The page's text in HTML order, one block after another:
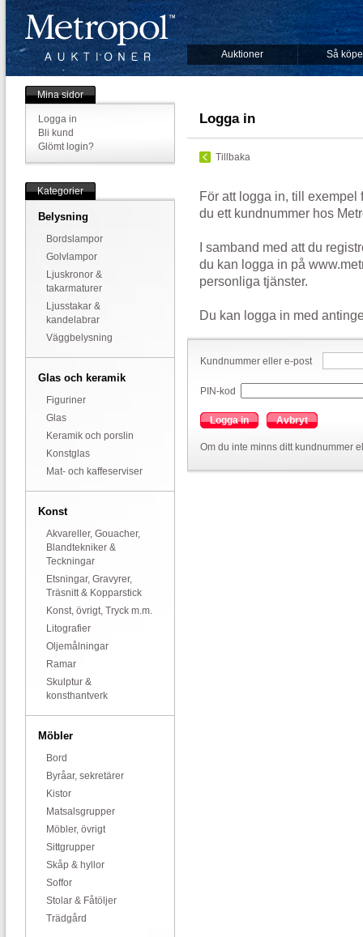
Auktioner Så
Mina sidor
Logga in
Bli kund
Glömt login?
Kategorier
Belysning
Bordslampor
Golvlampor
Ljuskronor &
takarmaturer
Ljusstakar &
kandelabrar
Väggbelysning
Glas och keramik
Figuriner
Glas
Keramik och porslin
Konstglas
Mat- och kaffeserviser
Konst
Akvareller, Gouacher,
Blandtekniker &
Teckningar
Etsningar, Gravyrer,
Träsnitt & Kopparstick
Konst, övrigt, Tryck m.m.
Litografier
Oljemålningar
Ramar
Skulptur &
konsthantverk
Möbler
Bord
Byråar, sekretärer
Kistor
Matsalsgrupper
Möbler, övrigt
Sittgrupper
Skåp & hyllor
Soffor
Stolar & Fåtöljer
Trädgård
Logga in
Tillbaka
För att logga in, till exempel
du ett kundnummer hos
I samband med att du
du kan logga in på
personliga tjänster.
Du kan logga in med
Kundnummer eller e-post
PIN-kod
Logga in Avbryt
Om du inte minns ditt kundnummer